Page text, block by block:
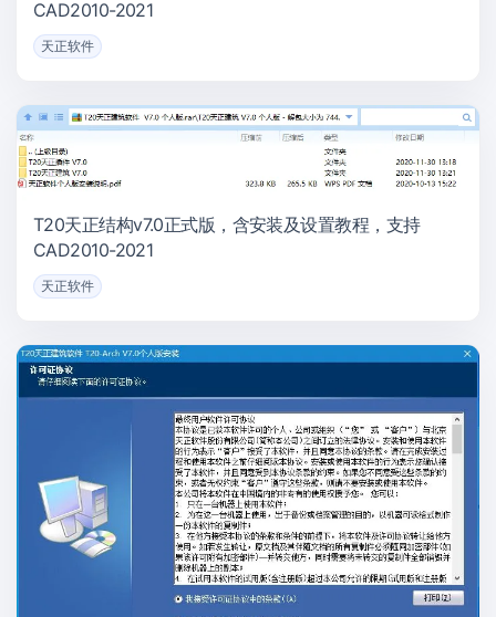
CAD2010-2021
天正软件
T20天正结构v7.0正式版，含安装及设置教程，支持
CAD2010-2021
天正软件